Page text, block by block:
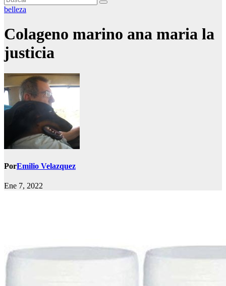
belleza
Colageno marino ana maria la
justicia
PorEmilio Velazquez
Ene 7, 2022